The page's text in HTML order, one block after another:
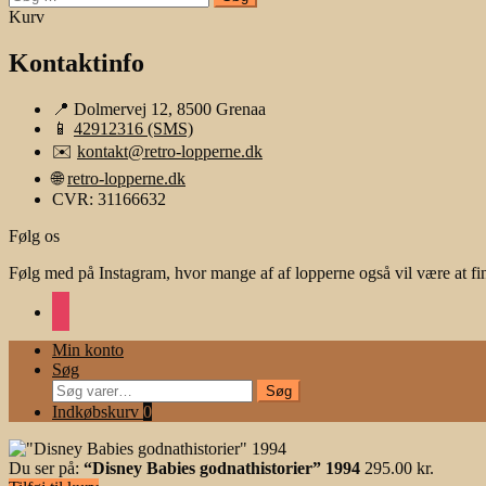
efter:
Kurv
Kontaktinfo
📍 Dolmervej 12, 8500 Grenaa
📱 42912316 (SMS)
✉️ kontakt@retro-lopperne.dk
🌐retro-lopperne.dk
CVR: 31166632
Følg os
Følg med på Instagram, hvor mange af af lopperne også vil være at
Min konto
Søg
Søg
efter:
Søg
Indkøbskurv 0
Du ser på: “Disney Babies godnathistorier” 1994 295.00 kr.